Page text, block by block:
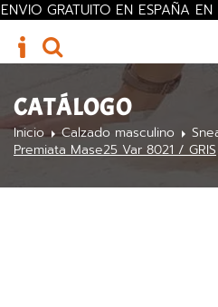
ENVIO GRATUITO EN ESPAÑA
CATÁLOGO
Inicio Calzado masculino
Premiata Mase25 Var 8021 / GRIS